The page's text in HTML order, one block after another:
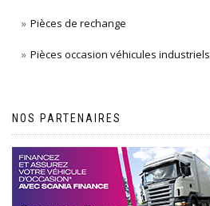
Pièces de rechange
Pièces occasion véhicules industriels
NOS PARTENAIRES